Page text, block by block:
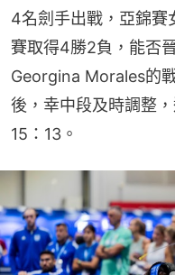
4名劍手出戰，亞錦賽
賽取得4勝2負，能否
Georgina Morales的
後，幸中段及時調整
15：13。